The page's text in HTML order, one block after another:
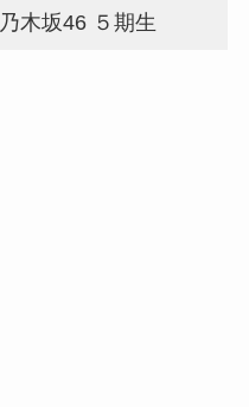
乃木坂46 ５期生